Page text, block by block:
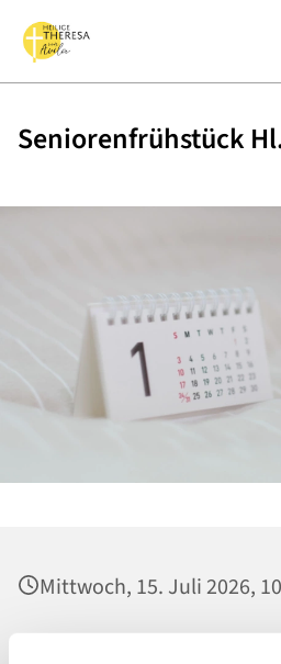
Seniorenfrühstück
Mittwoch, 15. Juli 2026,
Heilig Kreuz,